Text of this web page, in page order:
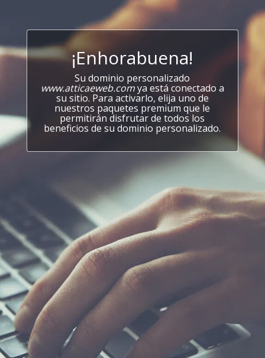
¡Enhorabuena!
Su dominio personalizado
www.atticaeweb.comya está conectado a
su sitio. Para activarlo, elija uno de
nuestros paquetes premium que le
permitirán disfrutar de todos los
beneficios de su dominio personalizado.